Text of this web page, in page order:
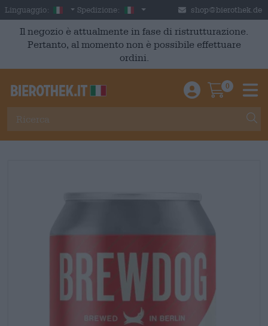
Skip to main content
Linguaggio: Italian
Spedizione: Italia shop@bierothek.de
Il negozio è attualmente in fase di ristrutturazione.
Pertanto, al momento non è possibile effettuare
ordini.
Einloggen /
0